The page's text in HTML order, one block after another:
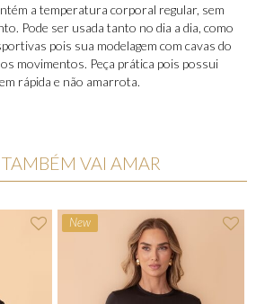
a temperatura corporal regular, sem
Pode ser usada tanto no dia a dia, como
pois sua modelagem com cavas do
movimentos. Peça prática pois possui
rápida e não amarrota.
VAI AMAR
New